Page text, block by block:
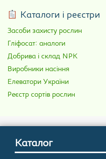
Каталоги і реєстри
Засоби захисту рослин
Гліфосат: аналоги
Добрива і склад NPK
Виробники насіння
Елеватори України
Реєстр сортів рослин
Каталог